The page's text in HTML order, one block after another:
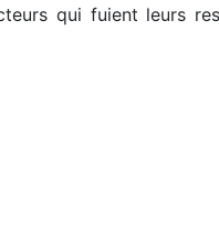
qui fuient leurs